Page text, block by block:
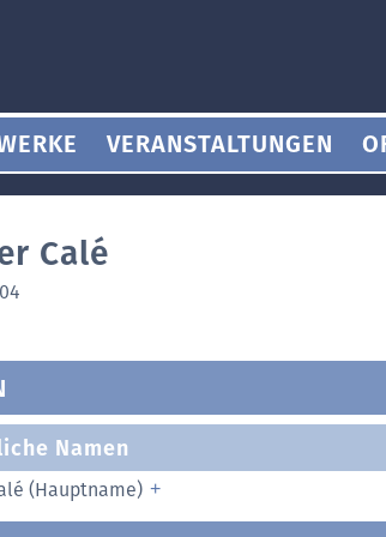
VERANSTALTUNGEN
Calé
Namen
(Hauptname)